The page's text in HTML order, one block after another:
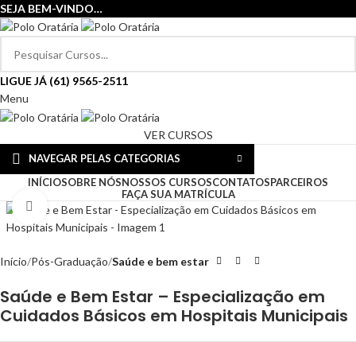
SEJA BEM-VINDO…
LIGUE JÁ (61) 9565-2511
Menu
VER CURSOS
NAVEGAR PELAS CATEGORIAS
INÍCIOSOBRE NÓSNOSSOS CURSOSCONTATOSPARCEIROS
FAÇA SUA MATRÍCULA
Clique para ampliar
Início Pós-Graduação Saúde e bem estar
Saúde e Bem Estar – Especialização em
Cuidados Básicos em Hospitais Municipais